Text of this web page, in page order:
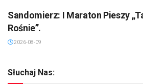
Sandomierz: I Maraton Pieszy
Rośnie”.
2026-08-09
Słuchaj Nas: